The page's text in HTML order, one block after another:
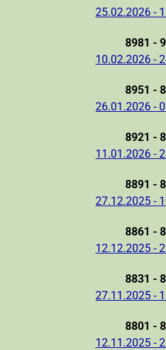
25.02.2026 -
8981 -
10.02.2026 -
8951 -
26.01.2026 -
8921 -
11.01.2026 -
8891 -
27.12.2025 -
8861 -
12.12.2025 -
8831 -
27.11.2025 -
8801 -
12.11.2025 -